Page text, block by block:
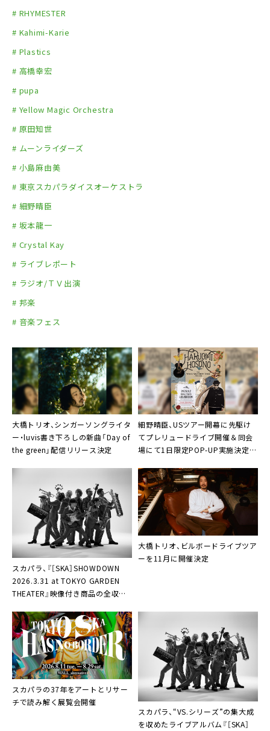
# RHYMESTER
# Kahimi-Karie
# Plastics
# 高橋幸宏
# pupa
# Yellow Magic Orchestra
# 原田知世
# ムーンライダーズ
# 小島麻由美
# 東京スカパラダイスオーケストラ
# 細野晴臣
# 坂本龍一
# Crystal Kay
# ライブレポート
# ラジオ/ＴＶ出演
# 邦楽
# 音楽フェス
大橋トリオ、シンガーソングライタ
ー・luvis書き下ろしの新曲「Day of
the green」配信リリース決定
細野晴臣、USツアー開幕に先駆け
てプレリュードライブ開催＆同会
場にて1日限定POP-UP実施決定。
ライザー第二弾公開も
スカパラ、『［SKA］SHOWDOWN
2026.3.31 at TOKYO GARDEN
THEATER』映像付き商品の全収録
大橋トリオ、ビルボードライブツア
ーを11月に開催決定
スカパラの37年をアートとリサー
チで読み解く展覧会開催
スカパラ、“VS.シリーズ”の集大成
を収めたライブアルバム『［SKA］